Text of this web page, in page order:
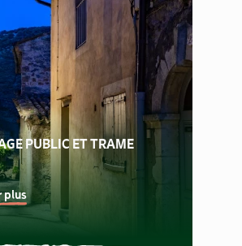
PUBLIC ET TRAME
plus